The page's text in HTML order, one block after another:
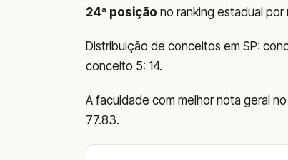
24ª posição no ranking estadual por
Distribuição de conceitos em SP:
conceito 5: 14.
A faculdade com melhor nota geral no
77.83.